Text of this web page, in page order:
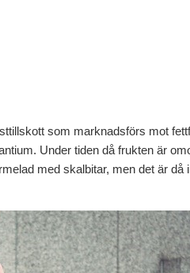
som marknadsförs mot
Under tiden då frukten är
med skalbitar, men det är då